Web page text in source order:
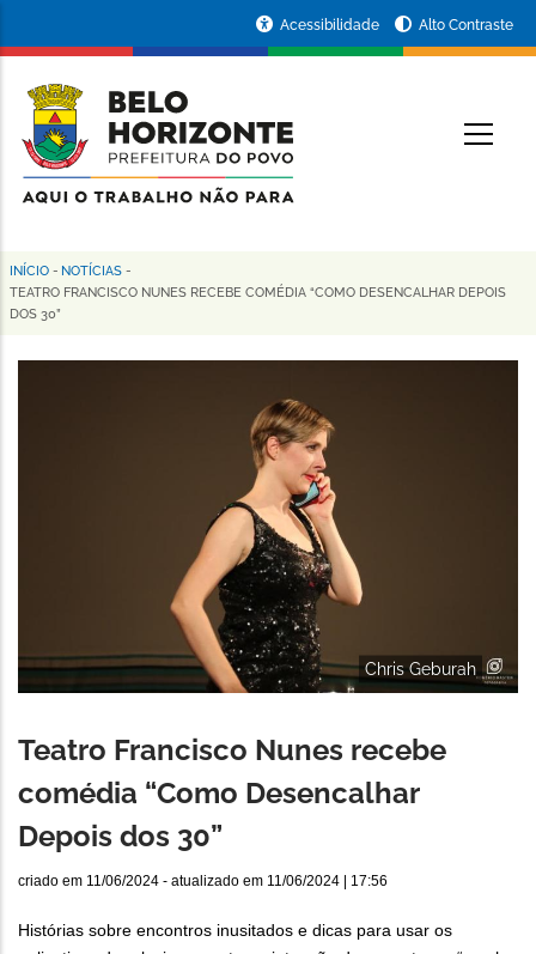
conteúdo
principal
da
Prefeitura
de
Horizonte
Acessibilidade Alto Contraste
Trilha
de
navegação
INÍCIO - NOTÍCIAS -
TEATRO FRANCISCO NUNES RECEBE COMÉDIA “COMO DESENCALHAR DEPOIS
DOS 30”
Chris Geburah
Teatro Francisco Nunes recebe
comédia “Como Desencalhar
Depois dos 30”
criado em 11/06/2024 - atualizado em 11/06/2024 | 17:56
Histórias sobre encontros inusitados e dicas para usar os